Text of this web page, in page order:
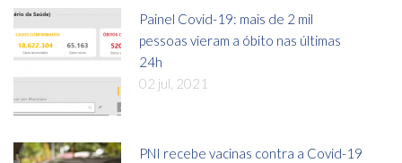
Painel Covid-19: mais de 2 mil
pessoas vieram a óbito nas últimas
24h
02 jul, 2021
PNI recebe vacinas contra a Covid-19